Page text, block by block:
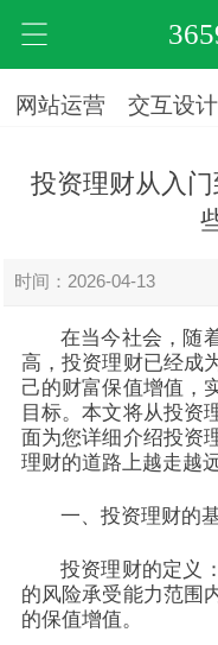
网站运营 交互设计
投资理财从入
时间：2026-04-13
在当今社会，随
高，投资理财已经成
己的财富保值增值，
目标。本文将从投资
面为您详细介绍投资
理财的道路上越走越远
一、投资理财的
投资理财的定义
的风险承受能力范围
的保值增值。